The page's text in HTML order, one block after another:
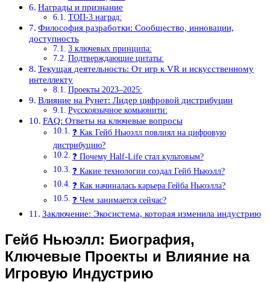
Награды и признание
ТОП-3 наград:
Философия разработки: Сообщество, инновации,
доступность
3 ключевых принципа:
Подтверждающие цитаты:
Текущая деятельность: От игр к VR и искусственному
интеллекту
Проекты 2023–2025:
Влияние на Рунет: Лидер цифровой дистрибуции
Русскоязычное комьюнити:
FAQ: Ответы на ключевые вопросы
❓ Как Гейб Ньюэлл повлиял на цифровую
дистрибуцию?
❓ Почему Half-Life стал культовым?
❓ Какие технологии создал Гейб Ньюэлл?
❓ Как начиналась карьера Гейба Ньюэлла?
❓ Чем занимается сейчас?
Заключение: Экосистема, которая изменила индустрию
Гейб Ньюэлл: Биография,
Ключевые Проекты и Влияние на
Игровую Индустрию